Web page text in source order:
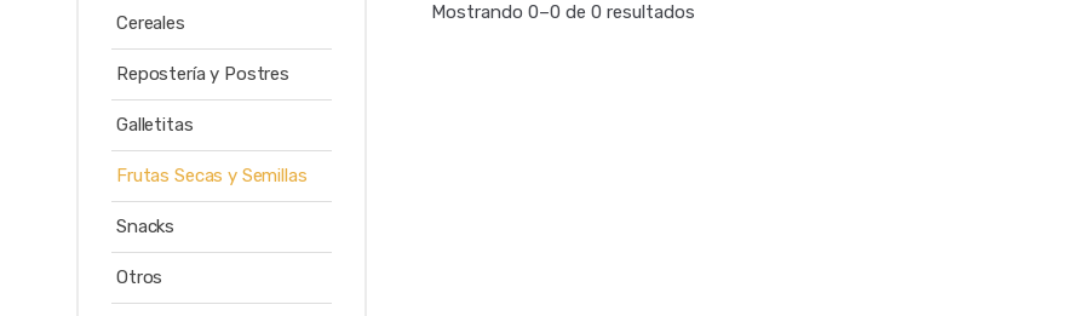
Mostrando 0–0 de 0 resultados
Cereales
Repostería y Postres
Galletitas
Frutas Secas y Semillas
Snacks
Otros